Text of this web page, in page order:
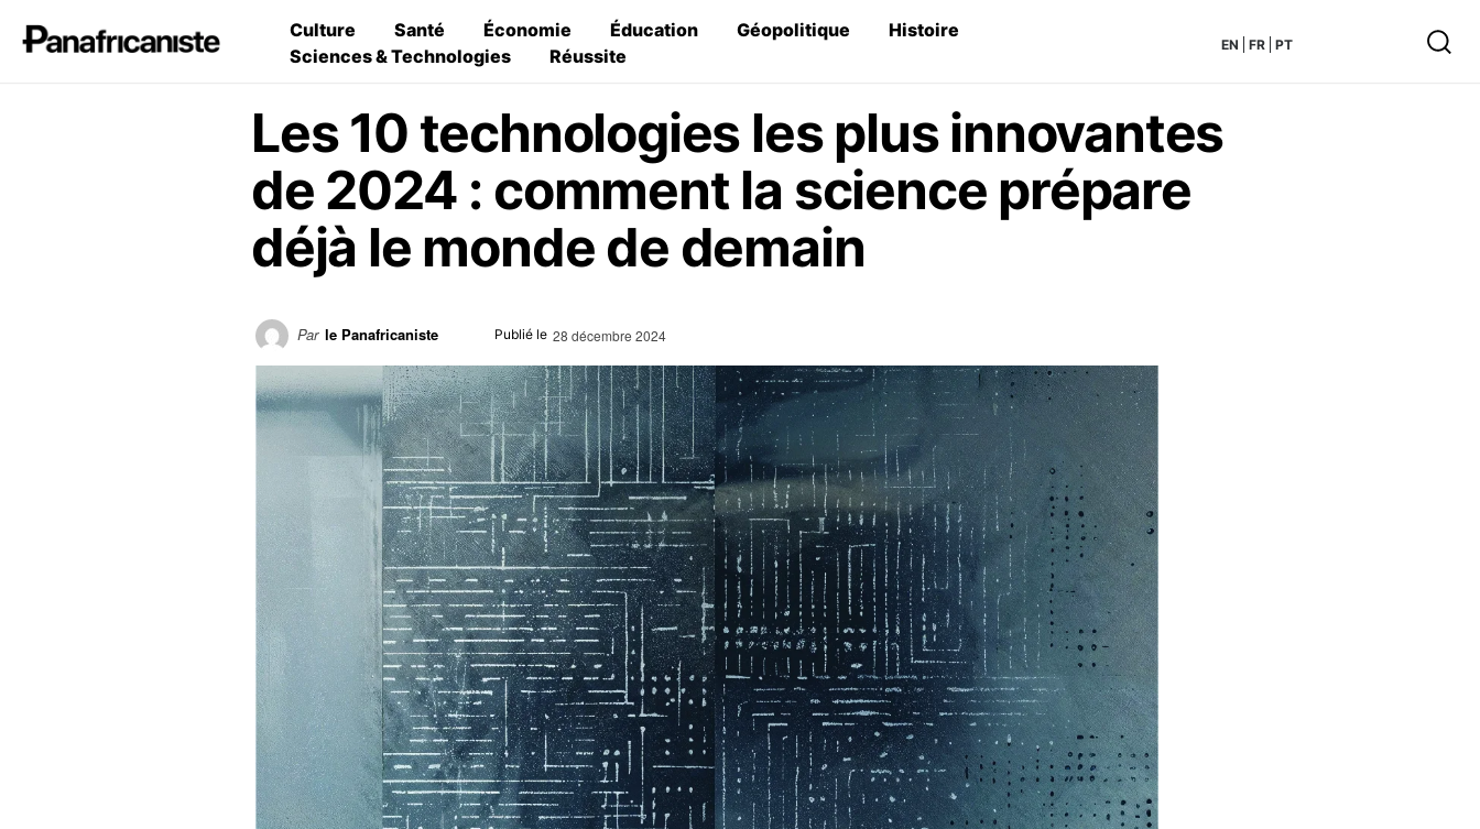
Culture Santé Économie Éducation Géopolitique
Histoire
Sciences & Technologies
Réussite
Les 10 technologies les plus innovantes
de 2024 : comment la science prépare
déjà le monde de demain
Par le Panafricaniste Publié le 28 décembre 2024
EN FR PT